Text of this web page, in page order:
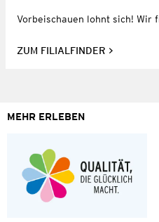
Vorbeischauen lohnt sich! Wir
ZUM FILIALFINDER
MEHR ERLEBEN